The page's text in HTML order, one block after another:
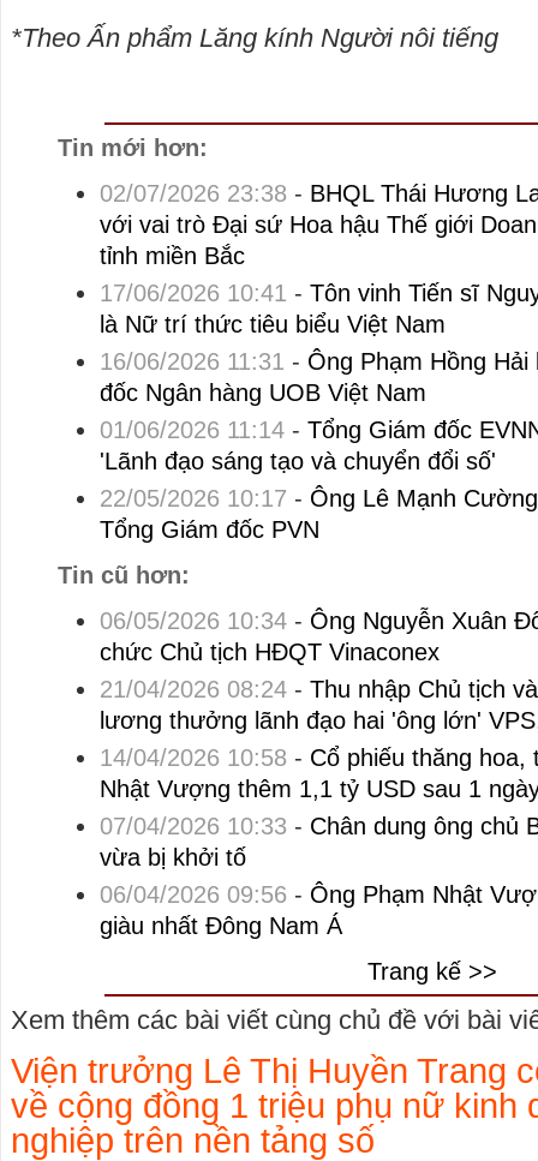
*Theo Ấn phẩm Lăng kính Người nôi tiếng
Tin mới hơn:
02/07/2026 23:38 - BHQL Thái Hương
với vai trò Đại sứ Hoa hậu Thế giới
tỉnh miền Bắc
17/06/2026 10:41 - Tôn vinh Tiến sĩ
là Nữ trí thức tiêu biểu Việt Nam
16/06/2026 11:31 - Ông Phạm Hồng
đốc Ngân hàng UOB Việt Nam
01/06/2026 11:14- Tổng Giám đốc
'Lãnh đạo sáng tạo và chuyển đổi số'
22/05/2026 10:17 - Ông Lê Mạnh
Tổng Giám đốc PVN
Tin cũ hơn:
06/05/2026 10:34- Ông Nguyễn Xuân
chức Chủ tịch HĐQT Vinaconex
21/04/2026 08:24- Thu nhập Chủ tịch
lương thưởng lãnh đạo hai 'ông lớn'
14/04/2026 10:58 - Cổ phiếu thăng hoa,
Nhật Vượng thêm 1,1 tỷ USD sau 1
07/04/2026 10:33 - Chân dung ông chủ
vừa bị khởi tố
06/04/2026 09:56 - Ông Phạm Nhật
giàu nhất Đông Nam Á
Trang kế >>
Xem thêm các bài viết cùng chủ đề với bài
Viện trưởng Lê Thị Huyền Trang
về cộng đồng 1 triệu phụ nữ kinh
nghiệp trên nền tảng số